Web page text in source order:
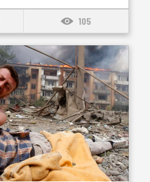
105